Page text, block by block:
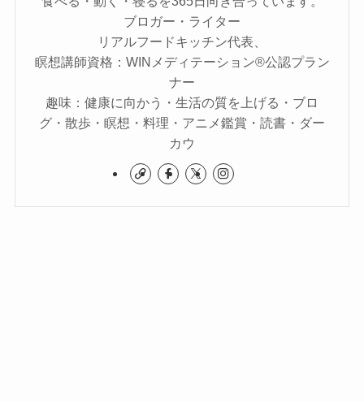
ブロガー・ライター
リアルフードキッチン代表、
瞑想講師資格：WINメディテーション®公認プラン
ナー
趣味：健康に向かう・生活の質を上げる・ブロ
グ・散歩・瞑想・料理・アニメ鑑賞・読書・ダー
カウ